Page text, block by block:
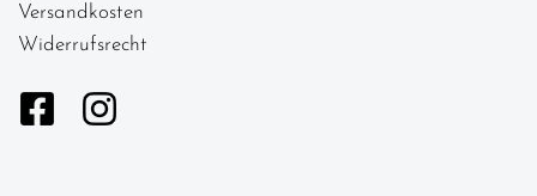
Versandkosten
Widerrufsrecht